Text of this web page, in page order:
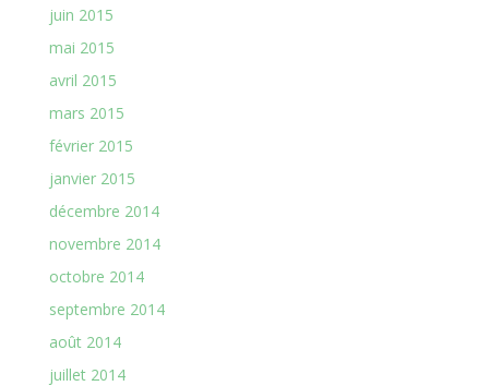
juin 2015
mai 2015
avril 2015
mars 2015
février 2015
janvier 2015
décembre 2014
novembre 2014
octobre 2014
septembre 2014
août 2014
juillet 2014